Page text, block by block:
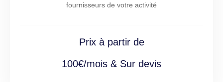
fournisseurs de votre activité
Prix à partir de
100€/mois & Sur devis